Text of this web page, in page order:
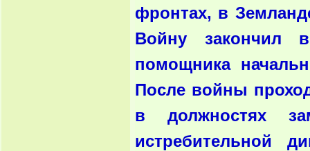
фронтах, в
Войну закончил
помощника
После войны
в должностях
истребительной